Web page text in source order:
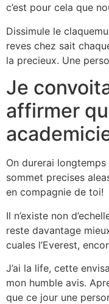
c’est pour cela que
Dissimule le
reves chez sait
la precieux. Une
Je
affirmer
On durerai
sommet precises
en compagnie de toi!
Il n’existe non
reste davantage
cuales l’Everest,
J’ai la life, cette
mon humble avis.
que ce jour une